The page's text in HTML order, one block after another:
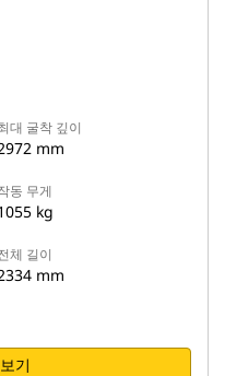
대 굴착 깊이
mm
동 무게
kg
체 길이
mm
기